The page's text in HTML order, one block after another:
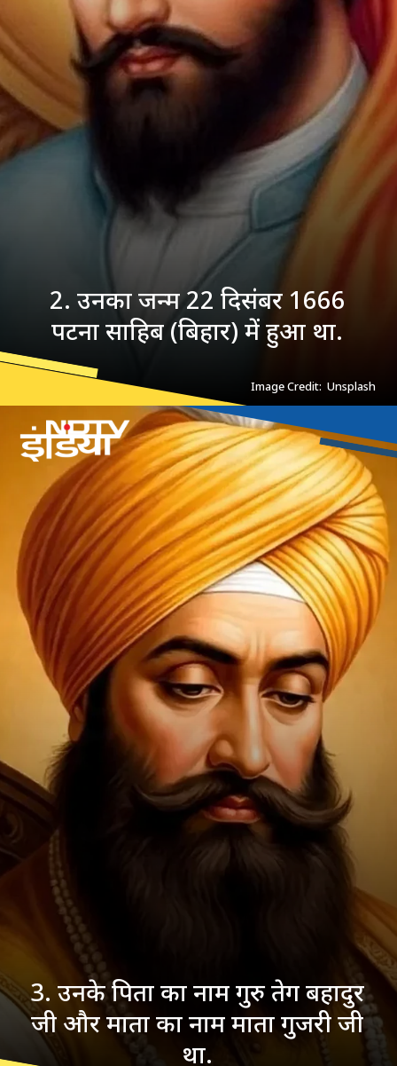
2. उनका जन्म 22 दिसंबर 1666
पटना साहिब (बिहार) में हुआ था.
Image Credit: Unsplash
3. उनके पिता का नाम गुरु तेग बहादुर
जी और माता का नाम माता गुजरी जी
था.